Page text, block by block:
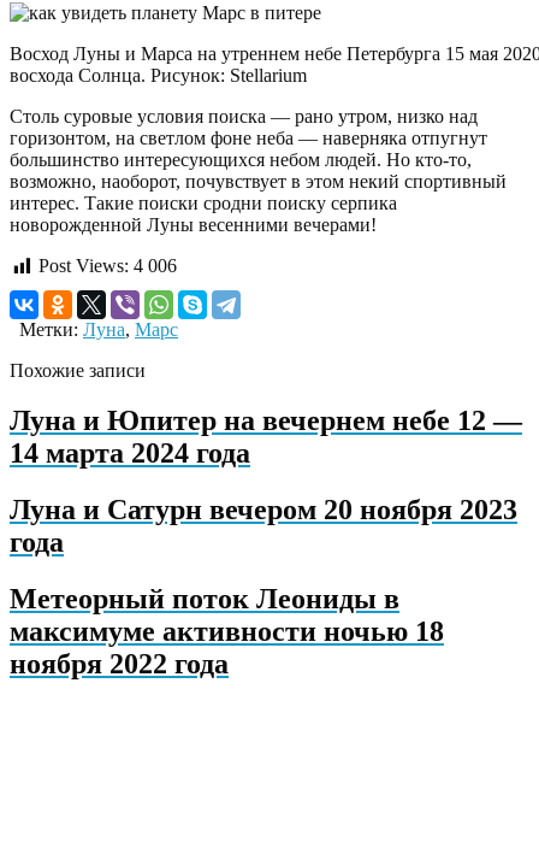
Восход Луны и Марса на утреннем небе Петербурга 15 мая
восхода Солнца. Рисунок: Stellarium
Столь суровые условия поиска — рано утром, низко над
горизонтом, на светлом фоне неба — наверняка отпугнут
большинство интересующихся небом людей. Но кто-то,
возможно, наоборот, почувствует в этом некий спортивный
интерес. Такие поиски сродни поиску серпика
новорожденной Луны весенними вечерами!
Post Views: 4 006
Метки: Луна, Марс
Похожие записи
Луна и Юпитер на вечернем небе 12 —
14 марта 2024 года
Луна и Сатурн вечером 20 ноября 2023
года
Метеорный поток Леониды в
максимуме активности ночью 18
ноября 2022 года